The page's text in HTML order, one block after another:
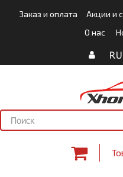
Заказ и оплата Акции и
О нас
RU